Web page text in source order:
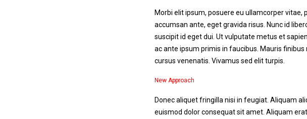
Morbi elit ipsum, posuere eu ullamcorper
accumsan ante, eget gravida risus. Nunc id
suscipit id eget dui. Ut vulputate metus et
ac ante ipsum primis in faucibus. Mauris
cursus venenatis. Vivamus sed elit turpis.
New Approach
Donec aliquet fringilla nisi in feugiat. Aliquam
euismod dolor consequat sit amet. Aliquam